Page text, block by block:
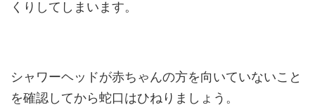
くりしてしまいます。
シャワーヘッドが赤ちゃんの方を向いていないこと
を確認してから蛇口はひねりましょう。